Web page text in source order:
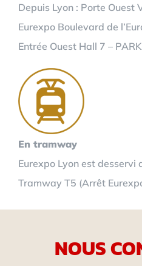
Depuis Lyon : Porte Ouest
Eurexpo Boulevard de
Entrée Ouest Hall 7 –
En tramway
Eurexpo Lyon est desservi
Tramway T5 (Arrêt
NOUS